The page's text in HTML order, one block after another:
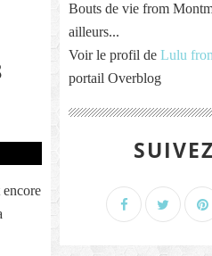
Bouts de vie from
ailleurs...
Voir le profil de Lulu
portail Overblog